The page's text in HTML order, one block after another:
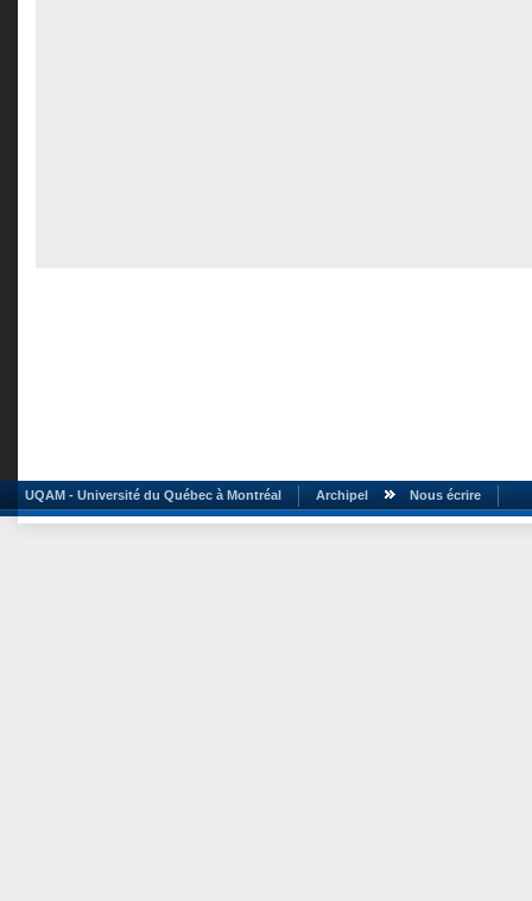
UQAM - Université du Québec à Montréal Archipel Nous écrire